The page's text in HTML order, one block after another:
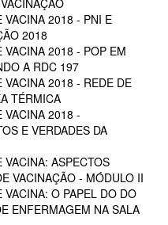
VACINA 2018 - PNI E
2018
2018 - POP EM
A RDC 197
2018 - REDE DE
TÉRMICA
VACINA 2018 -
E VERDADES DA
ASPECTOS
VACINAÇÃO - MÓDULO II
O PAPEL DO DO
ENFERMAGEM NA SALA